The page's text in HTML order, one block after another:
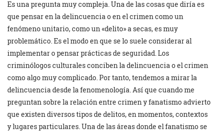
Es una pregunta muy compleja. Una de las cosas que diría es
que pensar en la delincuencia o en el crimen como un
fenómeno unitario, como un «delito» a secas, es muy
problemático. Es el modo en que se lo suele considerar al
implementar o pensar prácticas de seguridad. Los
criminólogos culturales conciben la delincuencia o el crimen
como algo muy complicado. Por tanto, tendemos a mirar la
delincuencia desde la fenomenología. Así que cuando me
preguntan sobre la relación entre crimen y fanatismo advierto
que existen diversos tipos de delitos, en momentos, contextos
y lugares particulares. Una de las áreas donde el fanatismo se